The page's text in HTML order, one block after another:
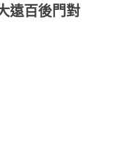
遠百後門對